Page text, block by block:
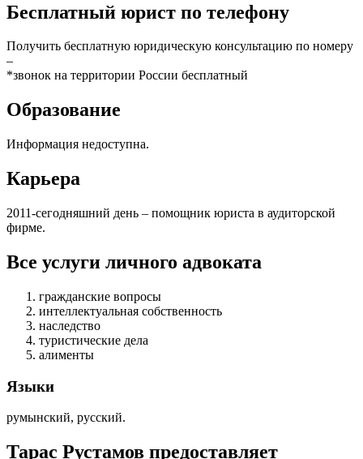
Бесплатный юрист по телефону
Получить бесплатную юридическую консультацию по номеру
–
*звонок на территории России бесплатный
Образование
Информация недоступна.
Карьера
2011-сегодняшний день – помощник юриста в аудиторской
фирме.
Все услуги личного адвоката
гражданские вопросы
интеллектуальная собственность
наследство
туристические дела
алименты
Языки
румынский, русский.
Тарас Рустамов предоставляет